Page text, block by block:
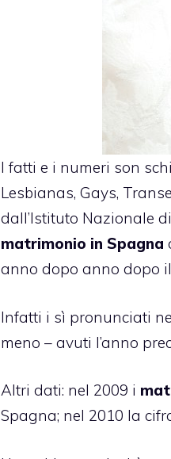
I fatti e i numeri son
Lesbianas, Gays,
dall’Istituto Nazionale
matrimonio in Spagna
anno dopo anno dopo
Infatti i sì pronunciati
meno – avuti l’anno
Altri dati: nel 2009 i
Spagna; nel 2010 la